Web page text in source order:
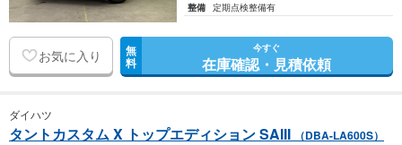
整備 定期点検整備有
お気に入り 無
料
今すぐ
在庫確認・見積依頼
ダイハツ
タントカスタム X トップエディション SAIII （DBA-LA600S）